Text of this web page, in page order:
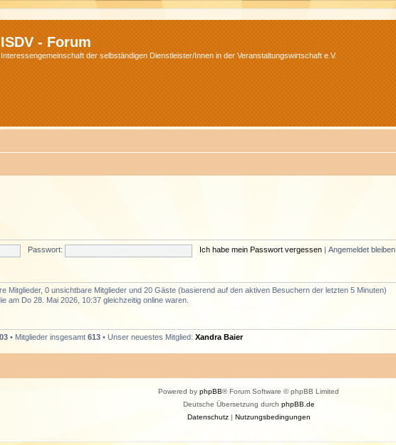
ISDV - Forum
Interessengemeinschaft der selbständigen Dienstleister/Innen in der Veranstaltungswirtschaft e.V.
Passwort: Ich habe mein Passwort vergessen Angemeldet bleiben
Mitglieder, 0 unsichtbare Mitglieder und 20 Gäste (basierend auf den aktiven Besuchern der letzten 5 Minuten)
am Do 28. Mai 2026, 10:37 gleichzeitig online waren.
• Mitglieder insgesamt 613 • Unser neuestes Mitglied: Xandra Baier
Powered by phpBB® Forum Software © phpBB Limited
Deutsche Übersetzung durch phpBB.de
Datenschutz| Nutzungsbedingungen